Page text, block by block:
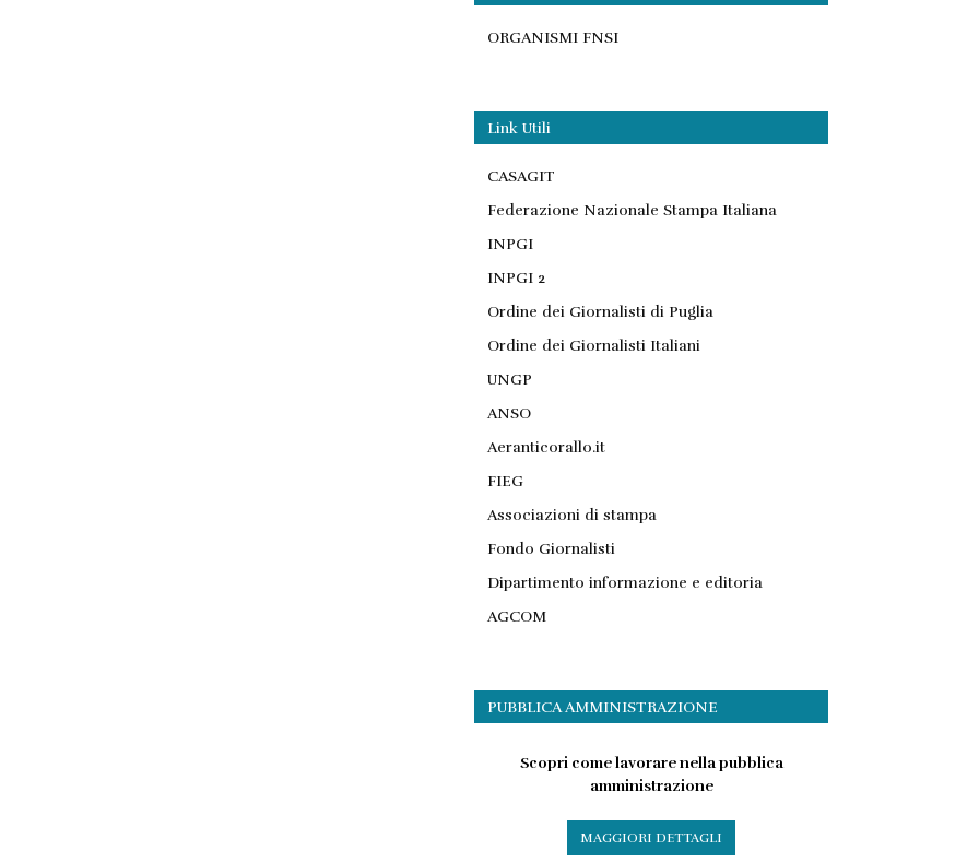
ORGANISMI FNSI
Link Utili
CASAGIT
Federazione Nazionale Stampa Italiana
INPGI
INPGI 2
Ordine dei Giornalisti di Puglia
Ordine dei Giornalisti Italiani
UNGP
ANSO
Aeranticorallo.it
FIEG
Associazioni di stampa
Fondo Giornalisti
Dipartimento informazione e editoria
AGCOM
PUBBLICA AMMINISTRAZIONE
Scopri come lavorare nella pubblica
amministrazione
MAGGIORI DETTAGLI